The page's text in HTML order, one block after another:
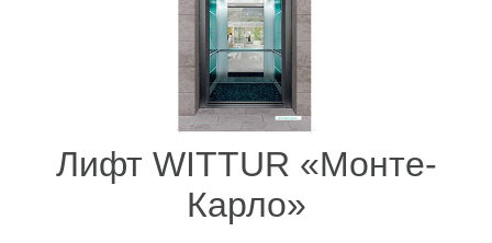
Лифт WITTUR «Монте-
Карло»